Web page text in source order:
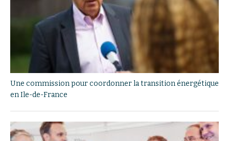
Une commission pour coordonner la transition énergétique
en Ile-de-France